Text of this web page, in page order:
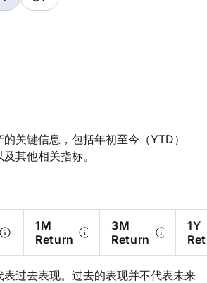
关键信息，包括年初至今（YTD）
其他相关指标。
1M
Return
3M
Return
1Y
表过去表现。过去的表现并不代表未来